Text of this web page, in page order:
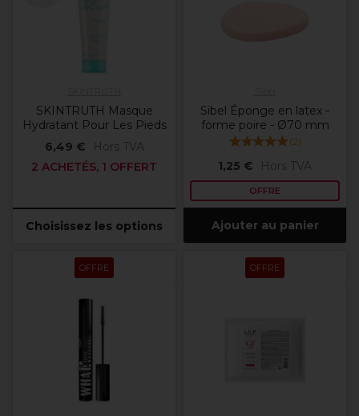
SKINTRUTH Masque
Hydratant Pour Les Pieds
6,49 €
Hors TVA
2 ACHETÉS, 1 OFFERT
Choisissez les options
Sibel Éponge en latex -
forme poire - Ø70 mm
(2)
1,25 € Hors TVA
OFFRE
Ajouter au panier
OFFRE OFFRE